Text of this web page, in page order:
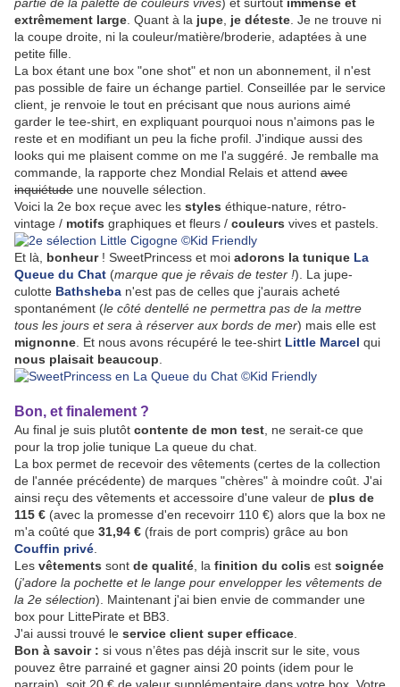
extrêmement large . Quant à la jupe je déteste . Je ne trouve ni
la coupe droite, ni la couleur/matière/broderie, adaptées à une
petite fille.
La box étant une box "one shot" et non un abonnement, il n'est
pas possible de faire un échange partiel. Conseillée par le service
client, je renvoie le tout en précisant que nous aurions aimé
garder le tee-shirt, en expliquant pourquoi nous n'aimons pas le
reste et en modifiant un peu la fiche profil. J'indique aussi des
looks qui me plaisent comme on me l'a suggéré. Je remballe ma
commande, la rapporte chez Mondial Relais et attend avec
inquiétude une nouvelle sélection.
Voici la 2e box reçue avec les styles éthique-nature, rétro-
vintage / motifs graphiques et fleurs / couleurs vives et pastels.
Et là, bonheur! SweetPrincess et moi adorons la tunique La
Queue du Chat (marque que je rêvais de tester !). La jupe-
culotte Bathsheba n'est pas de celles que j'aurais acheté
spontanément (le côté dentellé ne permettra pas de la mettre
tous les jours et sera à réserver aux bords de mer) mais elle est
mignonne . Et nous avons récupéré le tee-shirt Little Marcel qui
nous plaisait beaucoup
Bon, et finalement ?
Au final je suis plutôt contente de mon test , ne serait-ce que
pour la trop jolie tunique La queue du chat.
La box permet de recevoir des vêtements (certes de la collection
de l'année précédente) de marques "chères" à moindre coût. J'ai
ainsi reçu des vêtements et accessoire d'une valeur de plus de
115 € (avec la promesse d'en recevoirr 110 €) alors que la box ne
m'a coûté que 31,94 € (frais de port compris) grâce au bon
Couffin privé
Les vêtements sont de qualité , la finition du colis est soignée
(j'adore la pochette et le lange pour envelopper les vêtements de
la 2e sélection). Maintenant j'ai bien envie de commander une
box pour LittePirate et BB3.
J'ai aussi trouvé le service client super efficace
Bon à savoir : si vous n’êtes pas déjà inscrit sur le site, vous
pouvez être parrainé et gagner ainsi 20 points (idem pour le